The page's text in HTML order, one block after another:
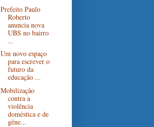
Prefeito Paulo
Roberto
anuncia nova
UBS no bairro
...
Um novo espaço
para escrever o
futuro da
educação ...
Mobilização
contra a
violência
doméstica e de
gêne...